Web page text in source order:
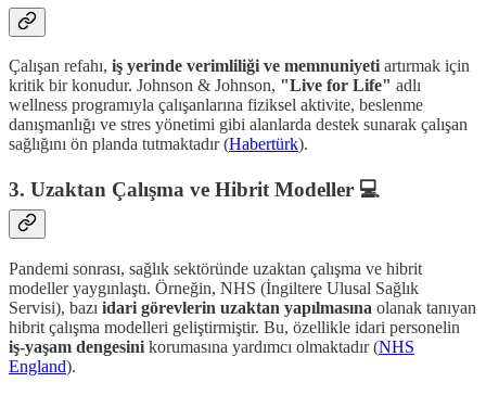
Çalışan refahı, iş yerinde verimliliği ve memnuniyetiartırmak için
kritik bir konudur. Johnson & Johnson, "Live for Life" adlı
wellness programıyla çalışanlarına fiziksel aktivite, beslenme
danışmanlığı ve stres yönetimi gibi alanlarda destek sunarak çalışan
sağlığını ön planda tutmaktadır​ (Habertürk)​.
3. Uzaktan Çalışma ve Hibrit Modeller 💻
Pandemi sonrası, sağlık sektöründe uzaktan çalışma ve hibrit
modeller yaygınlaştı. Örneğin, NHS (İngiltere Ulusal Sağlık
Servisi), bazı idari görevlerin uzaktan yapılmasına olanak tanıyan
hibrit çalışma modelleri geliştirmiştir. Bu, özellikle idari personelin
iş-yaşam dengesini korumasına yardımcı olmaktadır​ (NHS
England)​.